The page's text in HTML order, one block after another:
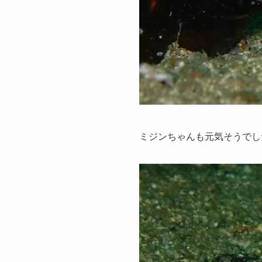
ミジンちゃんも元気そうで